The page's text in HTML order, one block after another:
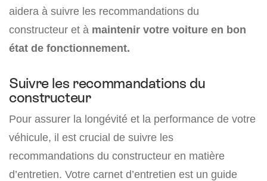
aidera à suivre les recommandations du
constructeur et à maintenir votre voiture en bon
état de fonctionnement.
Suivre les recommandations du
constructeur
Pour assurer la longévité et la performance de votre
véhicule, il est crucial de suivre les
recommandations du constructeur en matière
d’entretien. Votre carnet d’entretien est un guide